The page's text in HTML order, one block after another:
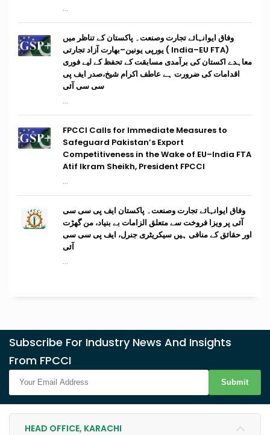
...
وفاق ایوانہائے تجارت وصنعت۔ پاکستان کے تناظر میں
(India–EU FTA ) یورپی یونین–بھارت آزاد تجارتی
معاہدے اکستان کی برآمدی مسابقت کے تحفظ کے لیے فوری
اقدامات کی ضرورت ہے عاطف اکرام شیخ،صدر ایف پی
سی سی آئی
...
FPCCI Calls for Immediate Measures to
Safeguard Pakistan’s Export
Competitiveness in the Wake of EU–India FTA
Atif Ikram Sheikh, President FPCCI
...
وفاق ایوانہائے تجارت وصنعت۔ پاکستان ایف پی سی سی
آئی پر ویزا فروخت سے متعلق الزامات بے بنیاد، من گھڑت
اور حقائق کے منافی ہیں سیکریٹری جنرل، ایف پی سی سی
آئی
...
Subscribe For Industry News And Insights
From FPCCI
Submit
HEAD OFFICE, KARACHI